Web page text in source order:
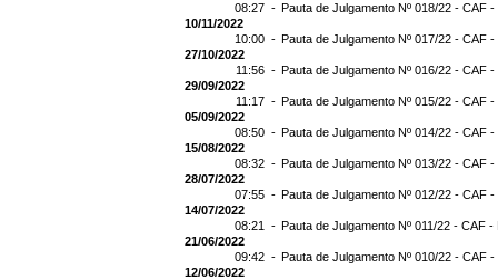
08:27 - Pauta de Julgamento Nº 018/22 - CAF -
10/11/2022
10:00 - Pauta de Julgamento Nº 017/22 - CAF -
27/10/2022
11:56 - Pauta de Julgamento Nº 016/22 - CAF -
29/09/2022
11:17 - Pauta de Julgamento Nº 015/22 - CAF
05/09/2022
08:50 - Pauta de Julgamento Nº 014/22 - CAF
15/08/2022
08:32 - Pauta de Julgamento Nº 013/22 - CAF
28/07/2022
07:55 - Pauta de Julgamento Nº 012/22 - CAF
14/07/2022
08:21 - Pauta de Julgamento Nº 011/22 - CAF -
21/06/2022
09:42 - Pauta de Julgamento Nº 010/22 - CAF
12/06/2022